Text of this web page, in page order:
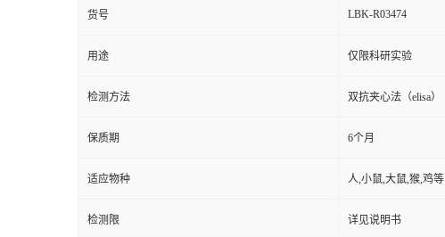
货号 LBK-R03474
用途 仅限科研实验
检测方法 双抗夹心法（elisa）
保质期 6个月
适应物种 人,小鼠,大鼠,猴,鸡等
检测限 详见说明书